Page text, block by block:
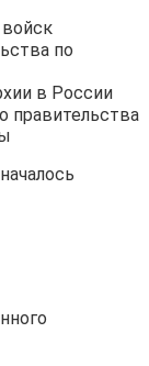
войск
по
в России
правительства